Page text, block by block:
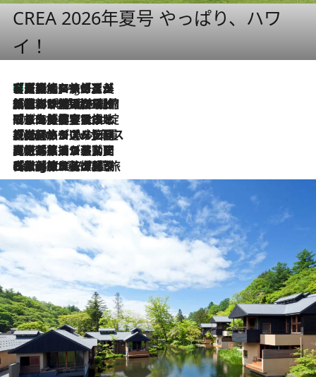
CREA 2026年夏号 やっぱり、ハワ
イ！
1 Hour Ago
【厳選旅コスメ】「多機能アイテムがメイン！」旅好き美容エディターが選んだ夏旅ベストコスメを発表【Mサイズジップ】
2026.8.6
「荷物が増えるほど旅ストレスは増す」美容ジャーナリストがたどり着いた最終結論。“化粧品を劇的に減らす”感動の凝縮美容とは
2026.8.6
「旅先には金髪ウィッグを持参」日本と同じメイクでは損してる!? 美容ジャーナリストが提案する“掟破りの旅美容”とは
2026.8.6
【厳選旅コスメ】「身軽さ＆UV対策重視！」ヘアアーティストshucoが選んだ夏旅ベストコスメを発表【Mサイズジップ】
2026.8.5
【厳選旅コスメ】国内をあちこち移動する河井菜摘が選んだ夏旅ベストコスメ発表！「リラックスアイテムはマスト」【Mサイズジップ】
2026.8.4
【厳選旅コスメ】「紫外線＆乾燥対策しながらメイク感も！」ヘア＆メイクGeorgeが選んだ夏旅ベストコスメを発表！【Mサイズジップ】